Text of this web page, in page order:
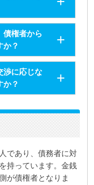
債権者から
か？
渉に応じな
か？
であり、債務者に対
持っています。金銭
が債権者となりま